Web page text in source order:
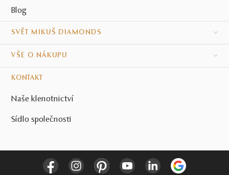
Blog
SVĚT MIKUŠ DIAMONDS
VŠE O NÁKUPU
KONTAKT
Naše klenotnictví
Sídlo společnosti